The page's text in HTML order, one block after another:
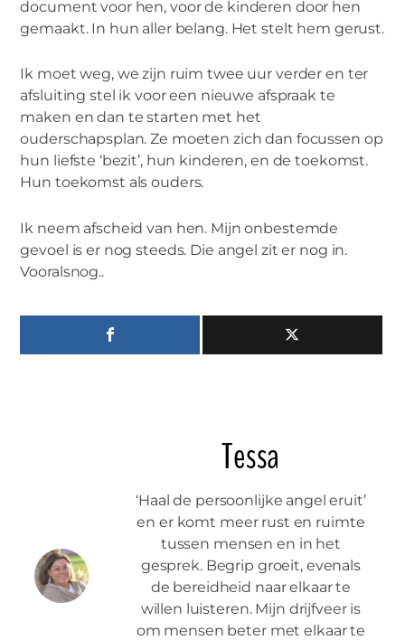
document voor hen, voor de kinderen door hen
gemaakt. In hun aller belang. Het stelt hem gerust.
Ik moet weg, we zijn ruim twee uur verder en ter
afsluiting stel ik voor een nieuwe afspraak te
maken en dan te starten met het
ouderschapsplan. Ze moeten zich dan focussen op
hun liefste ‘bezit’, hun kinderen, en de toekomst.
Hun toekomst als ouders.
Ik neem afscheid van hen. Mijn onbestemde
gevoel is er nog steeds. Die angel zit er nog in.
Vooralsnog..
Tessa
‘Haal de persoonlijke angel eruit’
en er komt meer rust en ruimte
tussen mensen en in het
gesprek. Begrip groeit, evenals
de bereidheid naar elkaar te
willen luisteren. Mijn drijfveer is
om mensen beter met elkaar te